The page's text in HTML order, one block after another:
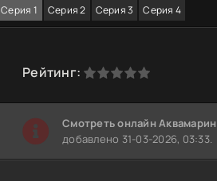
Серия 1 Серия 2 Серия 3 Серия 4
Рейтинг:
2 3 4 5
Cмотреть онлайн Аквамарин
добавлено 31-03-2026, 03:33.